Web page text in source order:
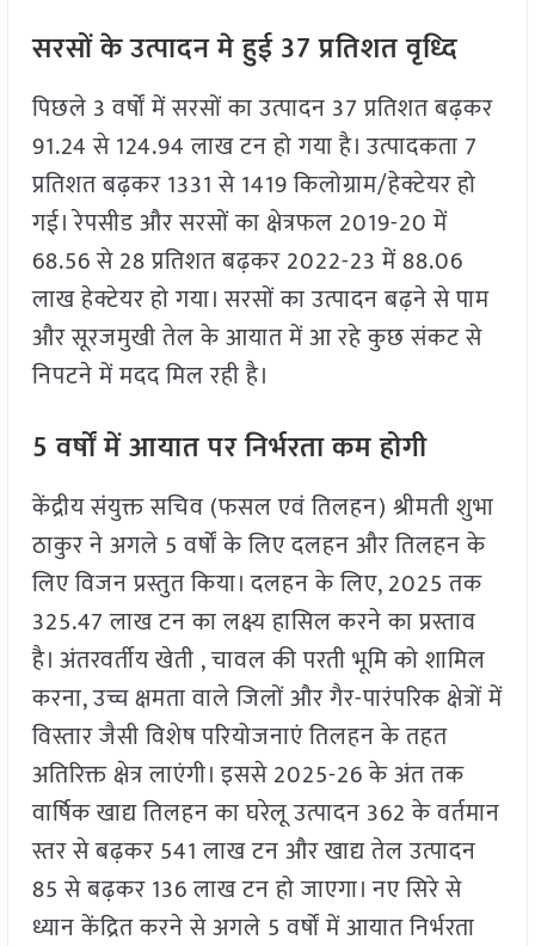
सरसों के उत्पादन मे हुई 37 प्रतिशत वृध्दि
पिछले 3 वर्षों में सरसों का उत्पादन 37 प्रतिशत बढ़कर
91.24 से 124.94 लाख टन हो गया है। उत्पादकता 7
प्रतिशत बढ़कर 1331 से 1419 किलोग्राम/हेक्टेयर हो
गई। रेपसीड और सरसों का क्षेत्रफल 2019-20 में
68.56 से 28 प्रतिशत बढ़कर 2022-23 में 88.06
लाख हेक्टेयर हो गया। सरसों का उत्पादन बढ़ने से पाम
और सूरजमुखी तेल के आयात में आ रहे कुछ संकट से
निपटने में मदद मिल रही है।
5 वर्षों में आयात पर निर्भरता कम होगी
केंद्रीय संयुक्त सचिव (फसल एवं तिलहन) श्रीमती शुभा
ठाकुर ने अगले 5 वर्षों के लिए दलहन और तिलहन के
लिए विजन प्रस्तुत किया। दलहन के लिए, 2025 तक
325.47 लाख टन का लक्ष्य हासिल करने का प्रस्ताव
है। अंतरवर्तीय खेती , चावल की परती भूमि को शामिल
करना, उच्च क्षमता वाले जिलों और गैर-पारंपरिक क्षेत्रों में
विस्तार जैसी विशेष परियोजनाएं तिलहन के तहत
अतिरिक्त क्षेत्र लाएंगी। इससे 2025-26 के अंत तक
वार्षिक खाद्य तिलहन का घरेलू उत्पादन 362 के वर्तमान
स्तर से बढ़कर 541 लाख टन और खाद्य तेल उत्पादन
85 से बढ़कर 136 लाख टन हो जाएगा। नए सिरे से
ध्यान केंद्रित करने से अगले 5 वर्षों में आयात निर्भरता